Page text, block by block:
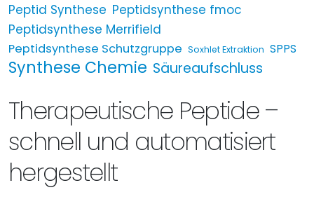
Peptid Synthese Peptidsynthese fmoc
Peptidsynthese Merrifield
Peptidsynthese Schutzgruppe Soxhlet Extraktion SPPS
Synthese Chemie Säureaufschluss
Therapeutische Peptide –
schnell und automatisiert
hergestellt